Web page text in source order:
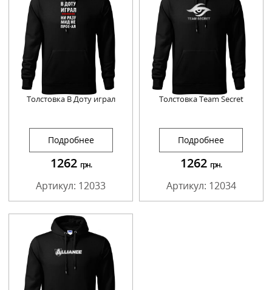
Толстовка В Доту играл
Подробнее
1262 грн.
Артикул: 12033
Толстовка Team Secret
Подробнее
1262 грн.
Артикул: 12034